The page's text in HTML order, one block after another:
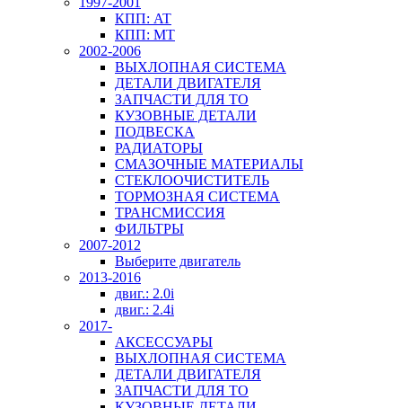
КПП: AT
КПП: MT
2002-2006
ВЫХЛОПНАЯ СИСТЕМА
ДЕТАЛИ ДВИГАТЕЛЯ
ЗАПЧАСТИ ДЛЯ ТО
КУЗОВНЫЕ ДЕТАЛИ
ПОДВЕСКА
РАДИАТОРЫ
СМАЗОЧНЫЕ МАТЕРИАЛЫ
СТЕКЛООЧИСТИТЕЛЬ
ТОРМОЗНАЯ СИСТЕМА
ТРАНСМИССИЯ
ФИЛЬТРЫ
2007-2012
Выберите двигатель
2013-2016
двиг.: 2.0i
двиг.: 2.4i
2017-
АКСЕССУАРЫ
ВЫХЛОПНАЯ СИСТЕМА
ДЕТАЛИ ДВИГАТЕЛЯ
ЗАПЧАСТИ ДЛЯ ТО